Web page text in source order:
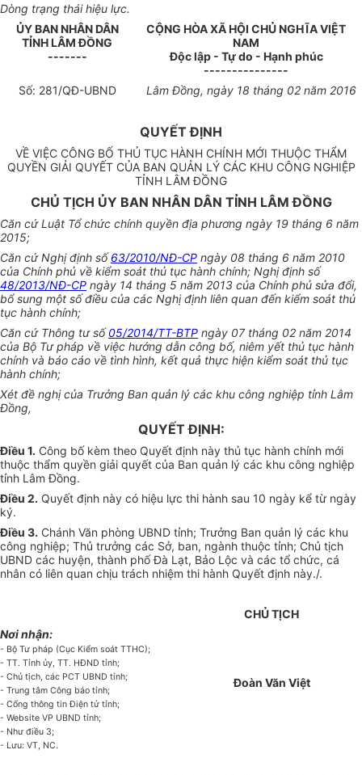
Dòng trạng thái hiệu lực.
ỦY BAN NHÂN DÂN
TỈNH LÂM ĐỒNG
-------
CỘNG HÒA XÃ HỘI CHỦ NGHĨA VIỆT
NAM
Độc lập - Tự do - Hạnh phúc
---------------
Số: 281/QĐ-UBND Lâm Đồng, ngày 18 tháng 02 năm 2016
QUYẾT ĐỊNH
VỀ VIỆC CÔNG BỐ THỦ TỤC HÀNH CHÍNH MỚI THUỘC THẨM
QUYỀN GIẢI QUYẾT CỦA BAN QUẢN LÝ CÁC KHU CÔNG NGHIỆP
TỈNH LÂM ĐỒNG
CHỦ TỊCH ỦY BAN NHÂN DÂN TỈNH LÂM ĐỒNG
Căn cứ Luật Tổ chức chính quyền địa phương ngày 19 tháng 6 năm
2015;
Căn cứ Nghị định số63/2010/NĐ-CP ngày 08 tháng 6 năm 2010
của Chính phủ về kiểm soát thủ tục hành chính; Nghị định số
48/2013/NĐ-CP ngày 14 tháng 5 năm 2013 của Chính phủ sửa đổi,
bổ sung một số điều của các Nghị định liên quan đến kiểm soát thủ
tục hành chính;
Căn cứ Thông tư số05/2014/TT-BTP ngày 07 tháng 02 năm 2014
của Bộ Tư pháp về việc hướng dẫn công bố, niêm yết thủ tục hành
chính và báo cáo về tình hình, kết quả thực hiện kiểm soát thủ tục
hành chính;
Xét đề nghị của Trưởng Ban quản lý các khu công nghiệp tỉnh Lâm
Đồng,
QUYẾT ĐỊNH:
Điều 1. Công bố kèm theo Quyết định này thủ tục hành chính mới
thuộc thẩm quyền giải quyết của Ban quản lý các khu công nghiệp
tỉnh Lâm Đồng.
Điều 2. Quyết định này có hiệu lực thi hành sau 10 ngày kể từ ngày
ký.
Điều 3. Chánh Văn phòng UBND tỉnh; Trưởng Ban quản lý các khu
công nghiệp; Thủ trưởng các Sở, ban, ngành thuộc tỉnh; Chủ tịch
UBND các huyện, thành phố Đà Lạt, Bảo Lộc và các tổ chức, cá
nhân có liên quan chịu trách nhiệm thi hành Quyết định này./.
Nơi nhận:
- Bộ Tư pháp (Cục Kiểm soát TTHC);
- TT. Tỉnh ủy, TT. HĐND tỉnh;
- Chủ tịch, các PCT UBND tỉnh;
- Trung tâm Công báo tỉnh;
- Cổng thông tin Điện tử tỉnh;
- Website VP UBND tỉnh;
- Như điều 3;
- Lưu: VT, NC.
CHỦ TỊCH
Đoàn Văn Việt